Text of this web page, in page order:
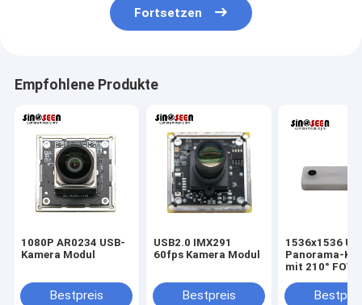
Fortsetzen
Empfohlene Produkte
1080P AR0234 USB-
Kamera Modul
Bestpreis
USB2.0 IMX291
60fps Kamera Modul
Bestpreis
1536x1536
Panorama-
mit 210° FOV-